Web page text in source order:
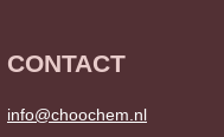
CONTACT
info@choochem.nl